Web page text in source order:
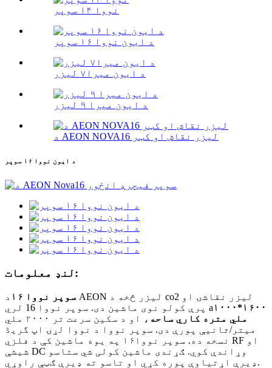
نووا ۱۴ سوپر
د ایون نووا ۱۶ سوپر
د ایون میرا۷ لیزر
د ایون میرا ۹ لیزر
د AEON NOVA16 لیزر نقاش او کټر
د ایون نووا ۱۶ سوپر
لنډ معلومات:
سوپر نووا ۱۶
د AEON لیزر څخه د co2 لیزر نقاشۍ او
پرې کولو نوی ماشین دی. سوپر نووا 16 لري a ۱۰۰۰*۱۶۰۰
ملي متره کاري ساحه
، او د سکین سرعت تر ۲۰۰۰ ملي
میتر/ثانیې پورې دی. سوپر نووا د نووا لړۍ اپ گریڈ
نسخه ده. سوپر نووا۱۶ په یوه ماشین کې د فلزي RF او
شیشې DC وړاندې کوي. ګړندی ماشین کولی شي ستاسو
ډیرې اړتیاوې پوره کړي او تاسو ته ډیرې ګټې راوړي.